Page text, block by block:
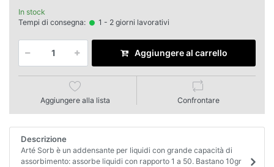
In stock
Tempi di consegna:
1 - 2 giorni lavorativi
Aggiungere al carrello
Aggiungere alla lista Confrontare
Descrizione
Arté Sorb è un addensante per liquidi con grande capacità di
assorbimento: assorbe liquidi con rapporto 1 a 50. Bastano 10gr